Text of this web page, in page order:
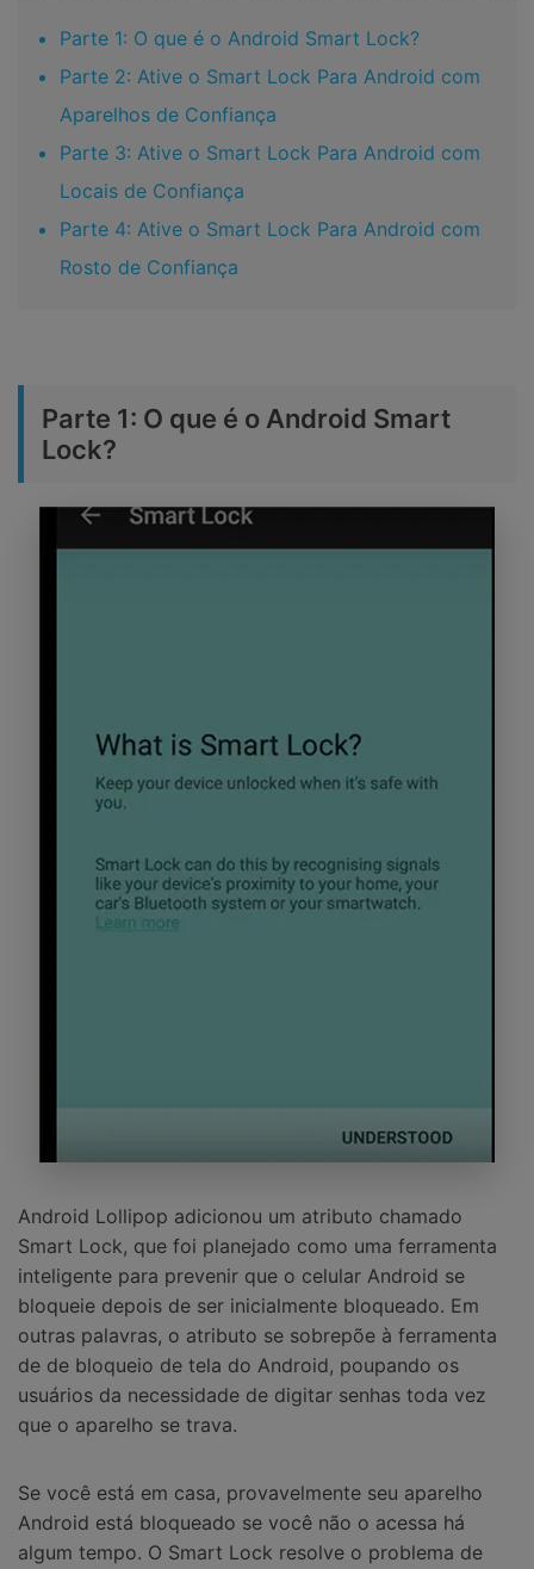
Parte 1: O que é o Android Smart Lock?
Parte 2: Ative o Smart Lock Para Android com
Aparelhos de Confiança
Parte 3: Ative o Smart Lock Para Android com
Locais de Confiança
Parte 4: Ative o Smart Lock Para Android com
Rosto de Confiança
Parte 1: O que é o Android Smart
Lock?
Android Lollipop adicionou um atributo chamado
Smart Lock, que foi planejado como uma ferramenta
inteligente para prevenir que o celular Android se
bloqueie depois de ser inicialmente bloqueado. Em
outras palavras, o atributo se sobrepõe à ferramenta
de de bloqueio de tela do Android, poupando os
usuários da necessidade de digitar senhas toda vez
que o aparelho se trava.
Se você está em casa, provavelmente seu aparelho
Android está bloqueado se você não o acessa há
algum tempo. O Smart Lock resolve o problema de